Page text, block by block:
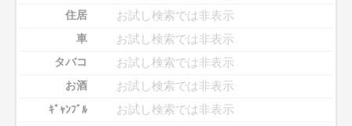
住居 お試し検索では非表示
車 お試し検索では非表示
タバコ お試し検索では非表示
お酒 お試し検索では非表示
ｷﾞｬﾝﾌﾞﾙ お試し検索では非表示